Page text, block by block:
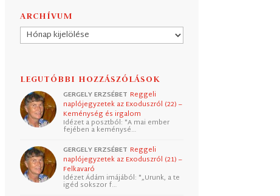
ARCHÍVUM
Archívum
LEGUTÓBBI HOZZÁSZÓLÁSOK
GERGELY ERZSÉBET Reggeli
naplójegyzetek az Exoduszról (22) –
Keménység és irgalom
Idézet a posztból: "A mai ember
fejében a keménysé…
GERGELY ERZSÉBET Reggeli
naplójegyzetek az Exoduszról (21) –
Felkavaró
Idézet Ádám imájából: "„Urunk, a te
igéd sokszor f…